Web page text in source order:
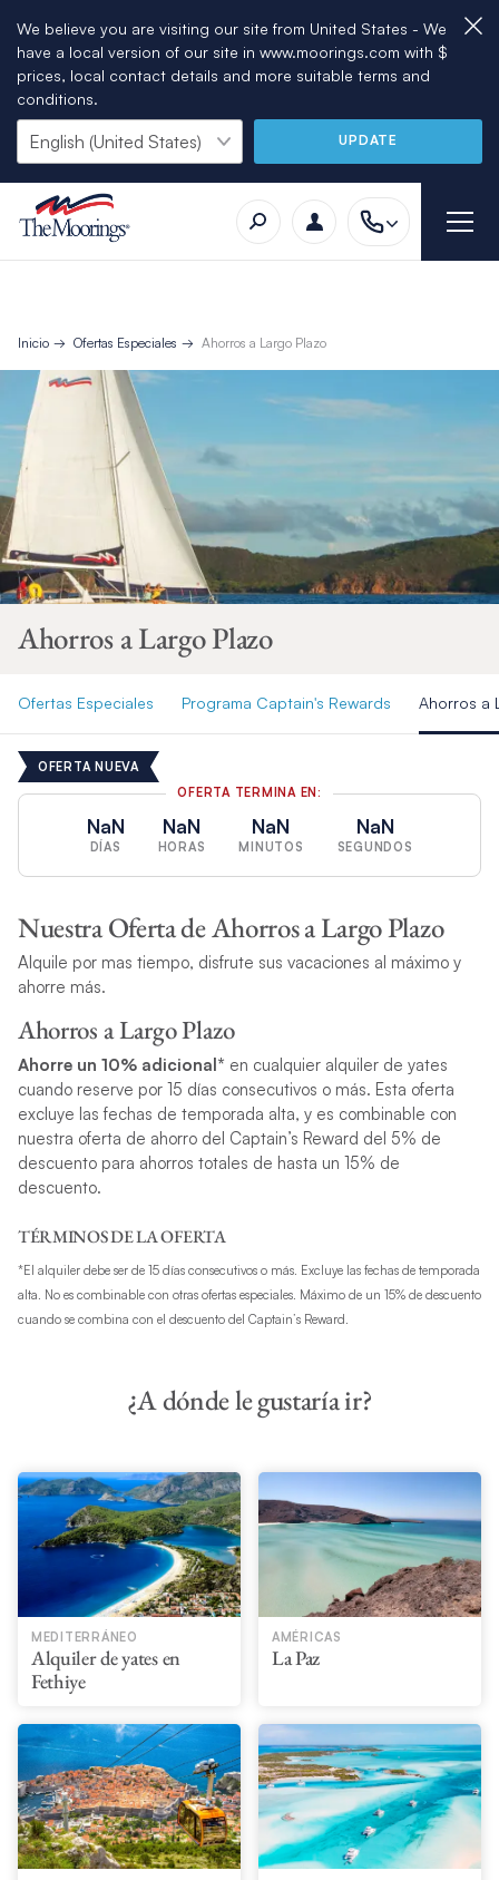
We believe you are visiting our site from United States - We
have a local version of our site in www.moorings.com with $
prices, local contact details and more suitable terms and
conditions.
UPDATE
Inicio Ofertas Especiales Ahorros a Largo Plazo
Ahorros a Largo Plazo
Ofertas Especiales Programa Captain's Rewards Ahorros a
OFERTA NUEVA
OFERTA TERMINA EN:
NaN
DÍAS
NaN
HORAS
NaN
MINUTOS
NaN
SEGUNDOS
Nuestra Oferta de Ahorros a Largo Plazo
Alquile por mas tiempo, disfrute sus vacaciones al máximo y
ahorre más.
Ahorros a Largo Plazo
Ahorre un 10% adicional* en cualquier alquiler de yates
cuando reserve por 15 días consecutivos o más. Esta oferta
excluye las fechas de temporada alta, y es combinable con
nuestra oferta de ahorro del Captain’s Reward del 5% de
descuento para ahorros totales de hasta un 15% de
descuento.
TÉRMINOS DE LA OFERTA
*El alquiler debe ser de 15 días consecutivos o más. Excluye las fechas de temporada
alta. No es combinable con otras ofertas especiales. Máximo de un 15% de descuento
cuando se combina con el descuento del Captain’s Reward.
¿A dónde le gustaría ir?
MEDITERRÁNEO
Alquiler de yates en
Fethiye
AMÉRICAS
La Paz